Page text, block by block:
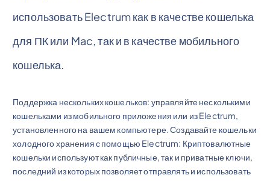
использовать Electrum как в качестве кошелька
для ПК или Mac, так и в качестве мобильного
кошелька.
Поддержка нескольких кошельков: управляйте несколькими
кошельками из мобильного приложения или из Electrum,
установленного на вашем компьютере. Создавайте кошельки
холодного хранения с помощью Electrum: Криптовалютные
кошельки используют как публичные, так и приватные ключи,
последний из которых позволяет отправлять и использовать